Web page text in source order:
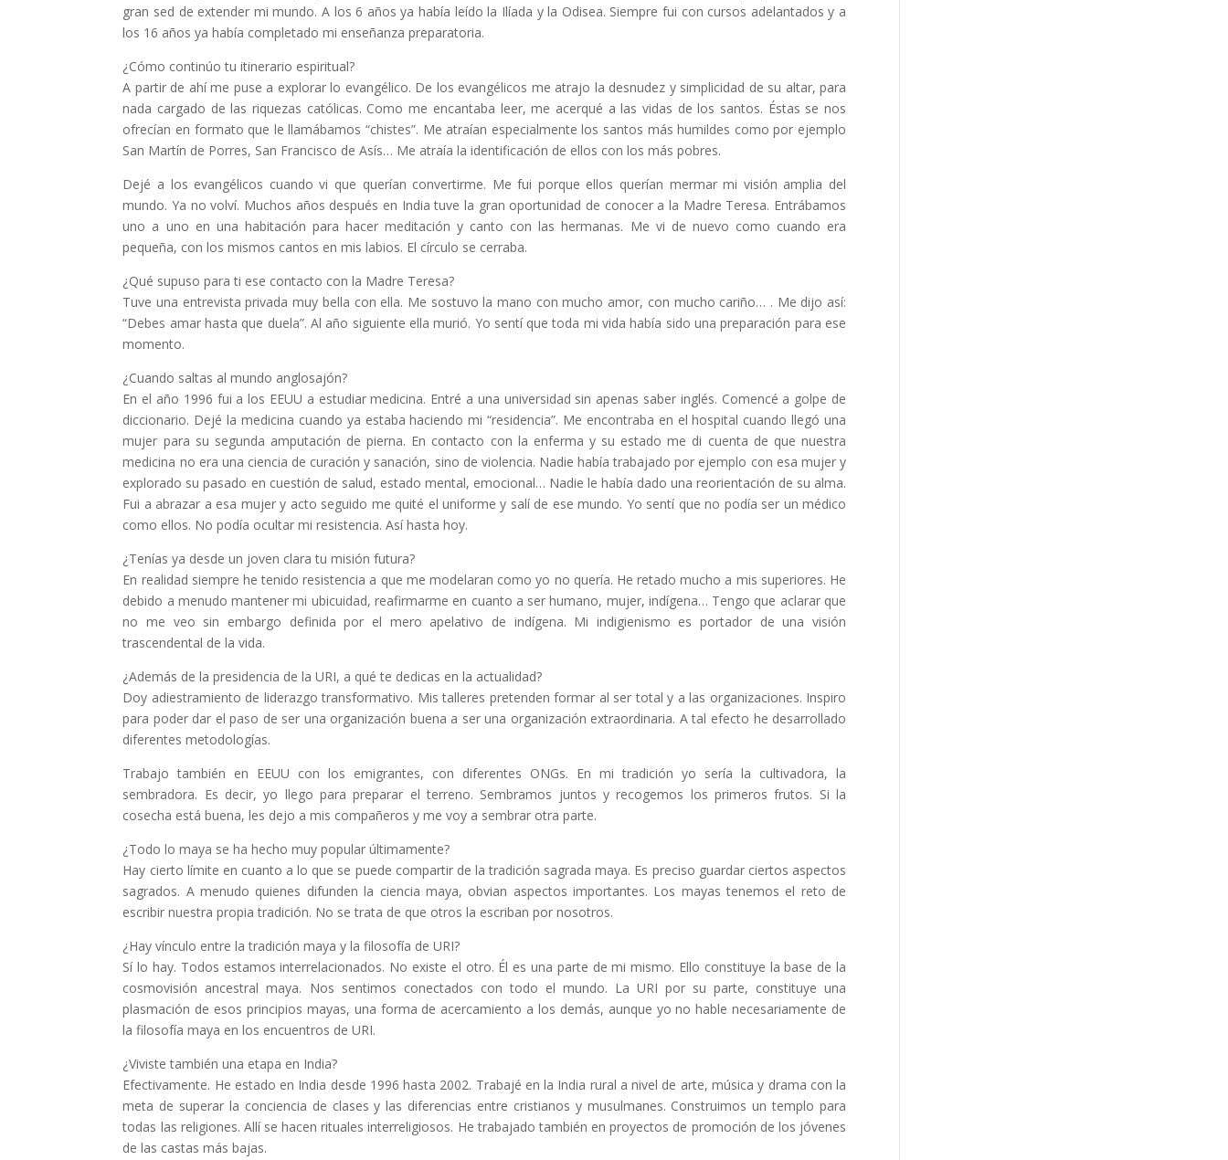
gran sed de extender mi mundo. A los 6 años ya había leído la Ilíada y la Odisea. Siempre fui con cursos adelantados y a
los 16 años ya había completado mi enseñanza preparatoria.
¿Cómo continúo tu itinerario espiritual?
A partir de ahí me puse a explorar lo evangélico. De los evangélicos me atrajo la desnudez y simplicidad de su altar, para
nada cargado de las riquezas católicas. Como me encantaba leer, me acerqué a las vidas de los santos. Éstas se nos
ofrecían en formato que le llamábamos “chistes”. Me atraían especialmente los santos más humildes como por ejemplo
San Martín de Porres, San Francisco de Asís… Me atraía la identificación de ellos con los más pobres.
Dejé a los evangélicos cuando vi que querían convertirme. Me fui porque ellos querían mermar mi visión amplia del
mundo. Ya no volví. Muchos años después en India tuve la gran oportunidad de conocer a la Madre Teresa. Entrábamos
uno a uno en una habitación para hacer meditación y canto con las hermanas. Me vi de nuevo como cuando era
pequeña, con los mismos cantos en mis labios. El círculo se cerraba.
¿Qué supuso para ti ese contacto con la Madre Teresa?
Tuve una entrevista privada muy bella con ella. Me sostuvo la mano con mucho amor, con mucho cariño… . Me dijo así:
“Debes amar hasta que duela”. Al año siguiente ella murió. Yo sentí que toda mi vida había sido una preparación para ese
momento.
¿Cuando saltas al mundo anglosajón?
En el año 1996 fui a los EEUU a estudiar medicina. Entré a una universidad sin apenas saber inglés. Comencé a golpe de
diccionario. Dejé la medicina cuando ya estaba haciendo mi “residencia”. Me encontraba en el hospital cuando llegó una
mujer para su segunda amputación de pierna. En contacto con la enferma y su estado me di cuenta de que nuestra
medicina no era una ciencia de curación y sanación, sino de violencia. Nadie había trabajado por ejemplo con esa mujer y
explorado su pasado en cuestión de salud, estado mental, emocional… Nadie le había dado una reorientación de su alma.
Fui a abrazar a esa mujer y acto seguido me quité el uniforme y salí de ese mundo. Yo sentí que no podía ser un médico
como ellos. No podía ocultar mi resistencia. Así hasta hoy.
¿Tenías ya desde un joven clara tu misión futura?
En realidad siempre he tenido resistencia a que me modelaran como yo no quería. He retado mucho a mis superiores. He
debido a menudo mantener mi ubicuidad, reafirmarme en cuanto a ser humano, mujer, indígena… Tengo que aclarar que
no me veo sin embargo definida por el mero apelativo de indígena. Mi indigienismo es portador de una visión
trascendental de la vida.
¿Además de la presidencia de la URI, a qué te dedicas en la actualidad?
Doy adiestramiento de liderazgo transformativo. Mis talleres pretenden formar al ser total y a las organizaciones. Inspiro
para poder dar el paso de ser una organización buena a ser una organización extraordinaria. A tal efecto he desarrollado
diferentes metodologías.
Trabajo también en EEUU con los emigrantes, con diferentes ONGs. En mi tradición yo sería la cultivadora, la
sembradora. Es decir, yo llego para preparar el terreno. Sembramos juntos y recogemos los primeros frutos. Si la
cosecha está buena, les dejo a mis compañeros y me voy a sembrar otra parte.
¿Todo lo maya se ha hecho muy popular últimamente?
Hay cierto límite en cuanto a lo que se puede compartir de la tradición sagrada maya. Es preciso guardar ciertos aspectos
sagrados. A menudo quienes difunden la ciencia maya, obvian aspectos importantes. Los mayas tenemos el reto de
escribir nuestra propia tradición. No se trata de que otros la escriban por nosotros.
¿Hay vínculo entre la tradición maya y la filosofía de URI?
Sí lo hay. Todos estamos interrelacionados. No existe el otro. Él es una parte de mi mismo. Ello constituye la base de la
cosmovisión ancestral maya. Nos sentimos conectados con todo el mundo. La URI por su parte, constituye una
plasmación de esos principios mayas, una forma de acercamiento a los demás, aunque yo no hable necesariamente de
la filosofía maya en los encuentros de URI.
¿Viviste también una etapa en India?
Efectivamente. He estado en India desde 1996 hasta 2002. Trabajé en la India rural a nivel de arte, música y drama con la
meta de superar la conciencia de clases y las diferencias entre cristianos y musulmanes. Construimos un templo para
todas las religiones. Allí se hacen rituales interreligiosos. He trabajado también en proyectos de promoción de los jóvenes
de las castas más bajas.